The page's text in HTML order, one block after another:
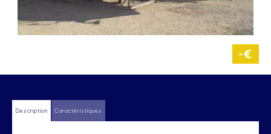
-€
Description Caractéristiques